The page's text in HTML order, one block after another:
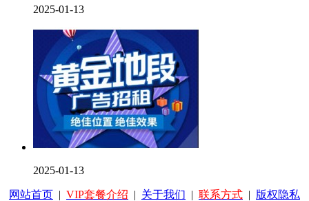
2025-01-13
2025-01-13
网站首页 | VIP套餐介绍 | 关于我们 | 联系方式 | 版权隐私